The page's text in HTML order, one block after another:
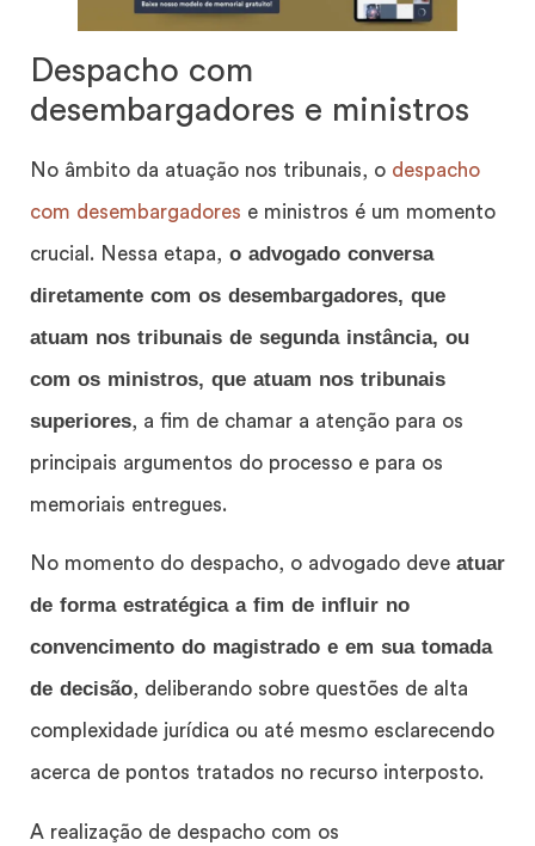
Despacho com
desembargadores e ministros
No âmbito da atuação nos tribunais, o despacho
com desembargadores e ministros é um momento
crucial. Nessa etapa, o advogado conversa
diretamente com os desembargadores, que
atuam nos tribunais de segunda instância, ou
com os ministros, que atuam nos tribunais
superiores, a fim de chamar a atenção para os
principais argumentos do processo e para os
memoriais entregues.
No momento do despacho, o advogado deve atuar
de forma estratégica a fim de influir no
convencimento do magistrado e em sua tomada
de decisão, deliberando sobre questões de alta
complexidade jurídica ou até mesmo esclarecendo
acerca de pontos tratados no recurso interposto.
A realização de despacho com os